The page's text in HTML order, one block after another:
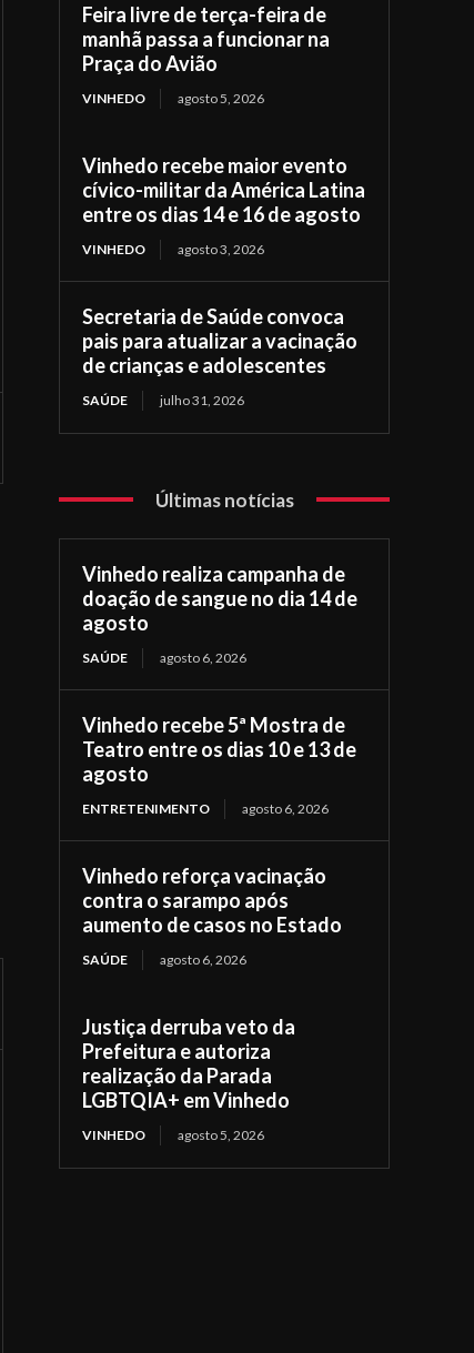
Feira livre de terça-feira de
manhã passa a funcionar na
Praça do Avião
VINHEDO agosto 5, 2026
Vinhedo recebe maior evento
cívico-militar da América Latina
entre os dias 14 e 16 de agosto
VINHEDO agosto 3, 2026
Secretaria de Saúde convoca
pais para atualizar a vacinação
de crianças e adolescentes
SAÚDE julho 31, 2026
Últimas notícias
Vinhedo realiza campanha de
doação de sangue no dia 14 de
agosto
SAÚDE agosto 6, 2026
Vinhedo recebe 5ª Mostra de
Teatro entre os dias 10 e 13 de
agosto
ENTRETENIMENTO agosto 6, 2026
Vinhedo reforça vacinação
contra o sarampo após
aumento de casos no Estado
SAÚDE agosto 6, 2026
Justiça derruba veto da
Prefeitura e autoriza
realização da Parada
LGBTQIA+ em Vinhedo
VINHEDO agosto 5, 2026